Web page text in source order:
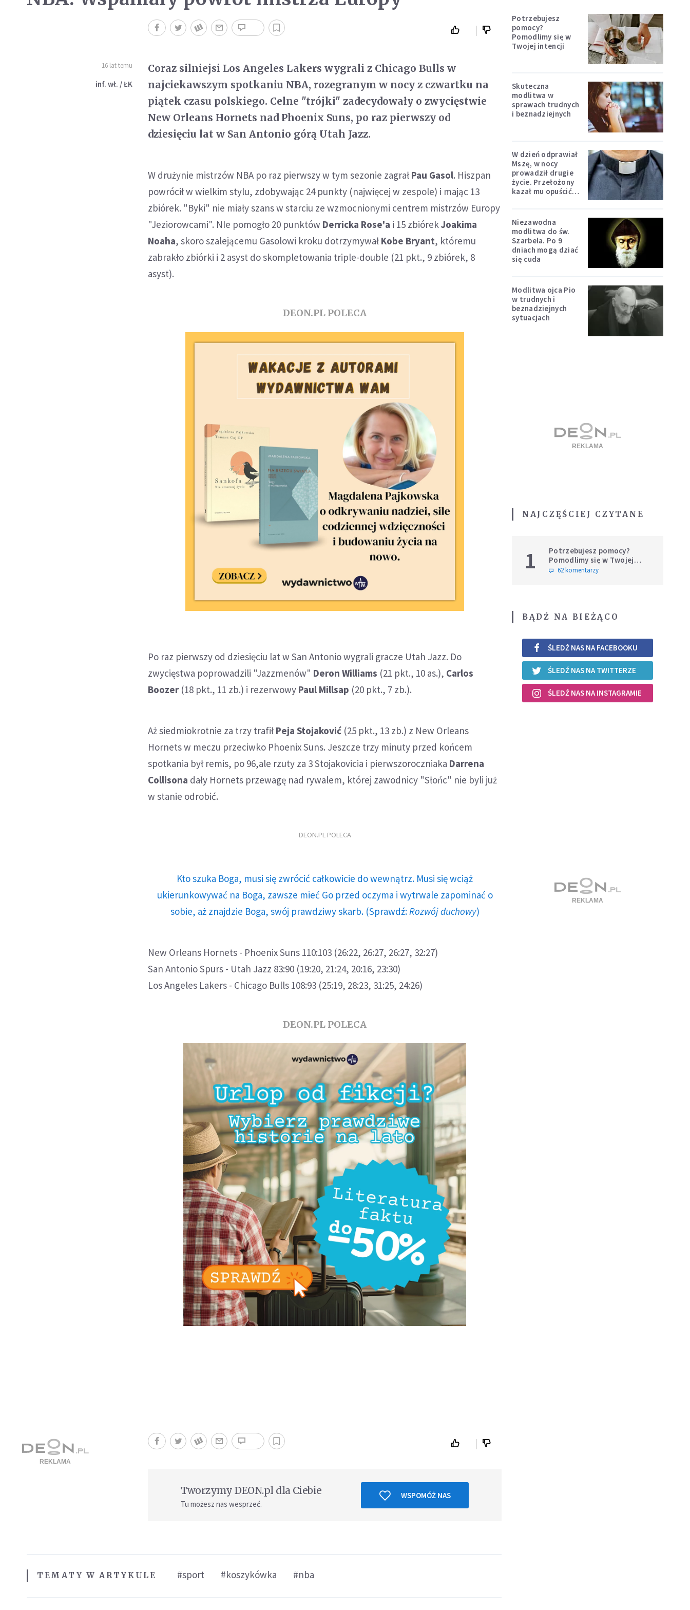
16 lat temu
inf. wł. / ŁK
Coraz silniejsi Los Angeles Lakers wygrali z Chicago Bulls w
najciekawszym spotkaniu NBA, rozegranym w nocy z czwartku na
piątek czasu polskiego. Celne "trójki" zadecydowały o zwycięstwie
New Orleans Hornets nad Phoenix Suns, po raz pierwszy od
dziesięciu lat w San Antonio górą Utah Jazz.
W drużynie mistrzów NBA po raz pierwszy w tym sezonie zagrał Pau Gasol. Hiszpan
powrócił w wielkim stylu, zdobywając 24 punkty (najwięcej w zespole) i mając 13
zbiórek. "Byki" nie miały szans w starciu ze wzmocnionymi centrem mistrzów Europy
"Jeziorowcami". NIe pomogło 20 punktów Derricka Rose'a i 15 zbiórekJoakima
Noaha, skoro szalejącemu Gasolowi kroku dotrzymywał Kobe Bryant, któremu
zabrakło zbiórki i 2 asyst do skompletowania triple-double (21 pkt., 9 zbiórek, 8
asyst).
DEON.PL POLECA
Po raz pierwszy od dziesięciu lat w San Antonio wygrali gracze Utah Jazz. Do
zwycięstwa poprowadzili "Jazzmenów" Deron Williams (21 pkt., 10 as.), Carlos
Boozer(18 pkt., 11 zb.) i rezerwowy Paul Millsap (20 pkt., 7 zb.).
Aż siedmiokrotnie za trzy trafił Peja Stojaković (25 pkt., 13 zb.) z New Orleans
Hornets w meczu przeciwko Phoenix Suns. Jeszcze trzy minuty przed końcem
spotkania był remis, po 96,ale rzuty za 3 Stojakovicia i pierwszoroczniaka Darrena
Collisona dały Hornets przewagę nad rywalem, której zawodnicy "Słońc" nie byli już
w stanie odrobić.
DEON.PL POLECA
Kto szuka Boga, musi się zwrócić całkowicie do wewnątrz. Musi się wciąż
ukierunkowywać na Boga, zawsze mieć Go przed oczyma i wytrwale zapominać o
sobie, aż znajdzie Boga, swój prawdziwy skarb. (Sprawdź:Rozwój duchowy)
New Orleans Hornets - Phoenix Suns 110:103 (26:22, 26:27, 26:27, 32:27)
San Antonio Spurs - Utah Jazz 83:90 (19:20, 21:24, 20:16, 23:30)
Los Angeles Lakers - Chicago Bulls 108:93 (25:19, 28:23, 31:25, 24:26)
DEON.PL POLECA
Tworzymy DEON.pl dla Ciebie
Tu możesz nas wesprzeć.
WSPOMÓŻ NAS
TEMATY W ARTYKULE #sport #koszykówka #nba
Potrzebujesz
pomocy?
Pomodlimy się w
Twojej intencji
Skuteczna
modlitwa w
sprawach trudnych
i beznadziejnych
W dzień odprawiał
Mszę, w nocy
prowadził drugie
życie. Przełożony
kazał mu opuścić
Niezawodna
modlitwa do św.
Szarbela. Po 9
dniach mogą dziać
się cuda
Modlitwa ojca Pio
w trudnych i
beznadziejnych
sytuacjach
NAJCZĘŚCIEJ CZYTANE
1
Potrzebujesz pomocy?
Pomodlimy się w Twojej
intencji
62 komentarzy
BĄDŹ NA BIEŻĄCO
ŚLEDŹ NAS NA FACEBOOKU
ŚLEDŹ NAS NA TWITTERZE
ŚLEDŹ NAS NA INSTAGRAMIE